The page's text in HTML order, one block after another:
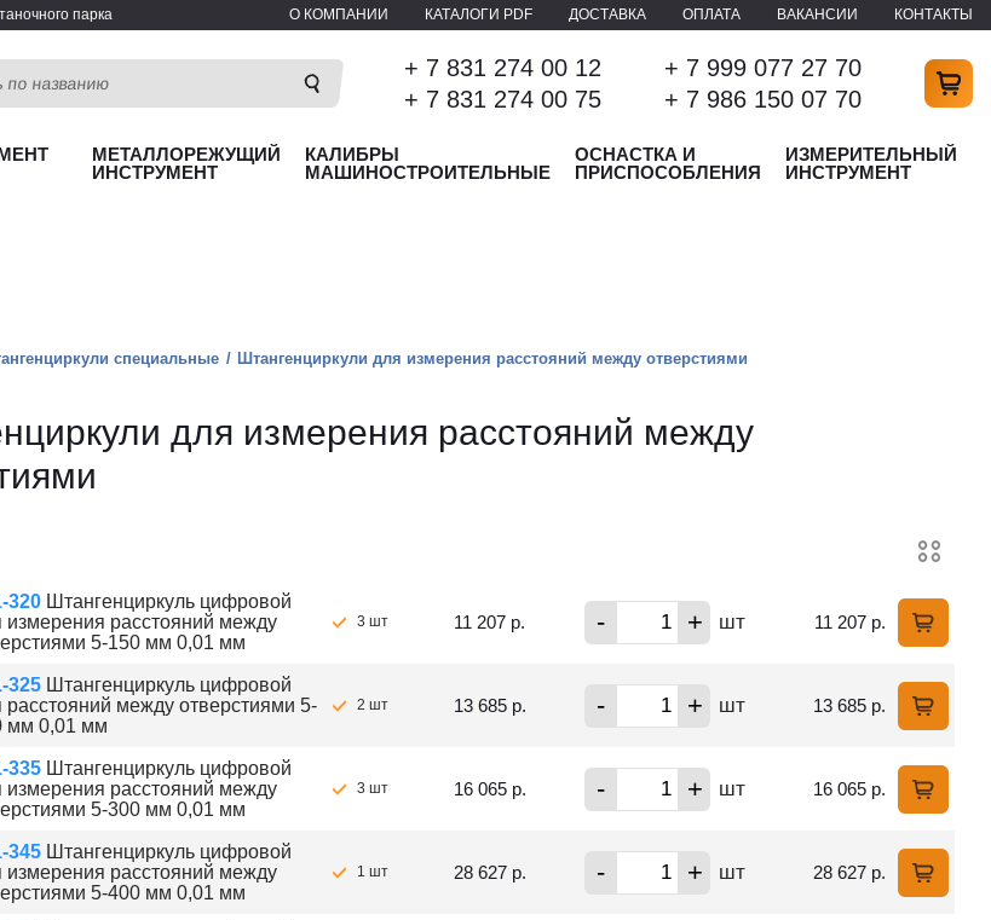
парка О КОМПАНИИ КАТАЛОГИ PDF ДОСТАВКА ОПЛАТА ВАКАНСИИ КОНТАКТЫ
+ 7 831 274 00 12
+ 7 831 274 00 75
+ 7 999 077 27 70
+ 7 986 150 07 70
МЕТАЛЛОРЕЖУЩИЙ
ИНСТРУМЕНТ
КАЛИБРЫ
МАШИНОСТРОИТЕЛЬНЫЕ
ОСНАСТКА И
ПРИСПОСОБЛЕНИЯ
ИЗМЕРИТЕЛЬНЫЙ
ИНСТРУМЕНТ
специальные Штангенциркули для измерения расстояний между отверстиями
для измерения расстояний между
320 Штангенциркуль цифровой
измерения расстояний между
5-150 мм 0,01 мм
3 шт 11 207 р. - + шт 11 207 р.
325 Штангенциркуль цифровой
расстояний между отверстиями 5-
мм 0,01 мм
2 шт 13 685 р. - + шт 13 685 р.
335 Штангенциркуль цифровой
измерения расстояний между
5-300 мм 0,01 мм
3 шт 16 065 р. - + шт 16 065 р.
345 Штангенциркуль цифровой
измерения расстояний между
5-400 мм 0,01 мм
1 шт 28 627 р. - + шт 28 627 р.